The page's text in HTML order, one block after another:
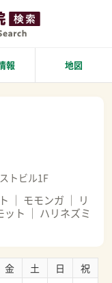
報 地図
トビル1F
モモンガ
リ
ット
ハリネズミ
金 土 日 祝